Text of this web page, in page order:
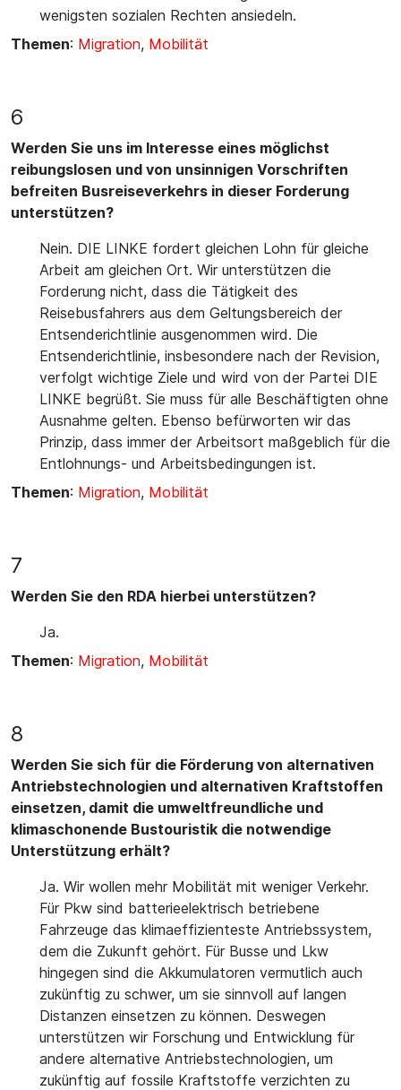
wenigsten sozialen Rechten ansiedeln.
Themen: Migration, Mobilität
6
Werden Sie uns im Interesse eines möglichst
reibungslosen und von unsinnigen Vorschriften
befreiten Busreiseverkehrs in dieser Forderung
unterstützen?
Nein. DIE LINKE fordert gleichen Lohn für gleiche
Arbeit am gleichen Ort. Wir unterstützen die
Forderung nicht, dass die Tätigkeit des
Reisebusfahrers aus dem Geltungsbereich der
Entsenderichtlinie ausgenommen wird. Die
Entsenderichtlinie, insbesondere nach der Revision,
verfolgt wichtige Ziele und wird von der Partei DIE
LINKE begrüßt. Sie muss für alle Beschäftigten ohne
Ausnahme gelten. Ebenso befürworten wir das
Prinzip, dass immer der Arbeitsort maßgeblich für die
Entlohnungs- und Arbeitsbedingungen ist.
Themen: Migration, Mobilität
7
Werden Sie den RDA hierbei unterstützen?
Ja.
Themen: Migration, Mobilität
8
Werden Sie sich für die Förderung von alternativen
Antriebstechnologien und alternativen Kraftstoffen
einsetzen, damit die umweltfreundliche und
klimaschonende Bustouristik die notwendige
Unterstützung erhält?
Ja. Wir wollen mehr Mobilität mit weniger Verkehr.
Für Pkw sind batterieelektrisch betriebene
Fahrzeuge das klimaeffizienteste Antriebssystem,
dem die Zukunft gehört. Für Busse und Lkw
hingegen sind die Akkumulatoren vermutlich auch
zukünftig zu schwer, um sie sinnvoll auf langen
Distanzen einsetzen zu können. Deswegen
unterstützen wir Forschung und Entwicklung für
andere alternative Antriebstechnologien, um
zukünftig auf fossile Kraftstoffe verzichten zu